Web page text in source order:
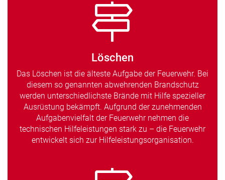
Löschen
Das Löschen ist die älteste Aufgabe der Feuerwehr. Bei
diesem so genannten abwehrenden Brandschutz
werden unterschiedlichste Brände mit Hilfe spezieller
Ausrüstung bekämpft. Aufgrund der zunehmenden
Aufgabenvielfalt der Feuerwehr nehmen die
technischen Hilfeleistungen stark zu – die Feuerwehr
entwickelt sich zur Hilfeleistungsorganisation.